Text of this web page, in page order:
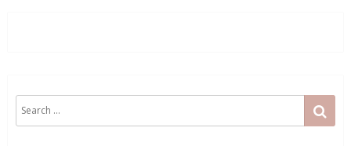
for: